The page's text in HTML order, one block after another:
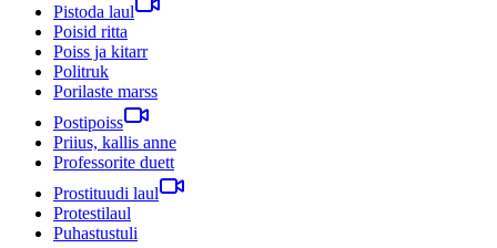
Pistoda laul
Poisid ritta
Poiss ja kitarr
Politruk
Porilaste marss
Postipoiss
Priius, kallis anne
Professorite duett
Prostituudi laul
Protestilaul
Puhastustuli